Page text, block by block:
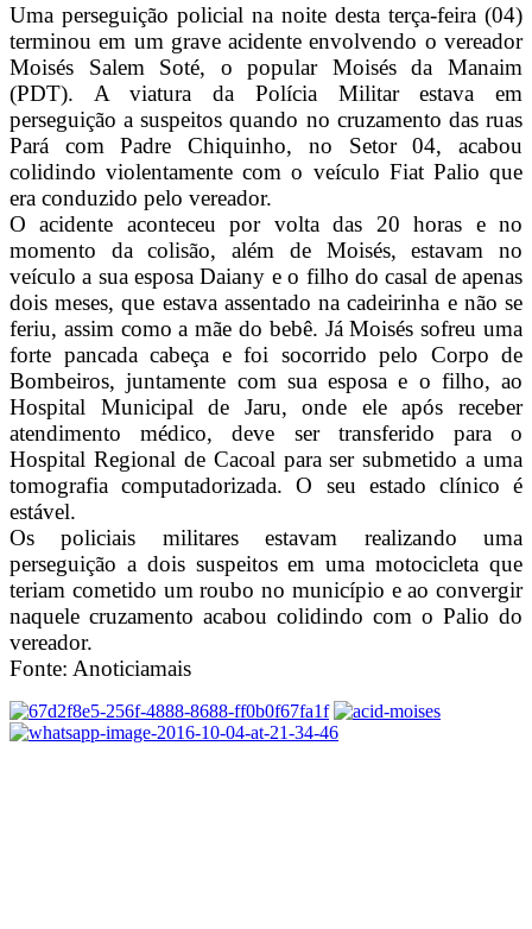
Uma perseguição policial na noite desta terça-feira (04)
terminou em um grave acidente envolvendo o vereador
Moisés Salem Soté, o popular Moisés da Manaim
(PDT). A viatura da Polícia Militar estava em
perseguição a suspeitos quando no cruzamento das ruas
Pará com Padre Chiquinho, no Setor 04, acabou
colidindo violentamente com o veículo Fiat Palio que
era conduzido pelo vereador.
O acidente aconteceu por volta das 20 horas e no
momento da colisão, além de Moisés, estavam no
veículo a sua esposa Daiany e o filho do casal de apenas
dois meses, que estava assentado na cadeirinha e não se
feriu, assim como a mãe do bebê. Já Moisés sofreu uma
forte pancada cabeça e foi socorrido pelo Corpo de
Bombeiros, juntamente com sua esposa e o filho, ao
Hospital Municipal de Jaru, onde ele após receber
atendimento médico, deve ser transferido para o
Hospital Regional de Cacoal para ser submetido a uma
tomografia computadorizada. O seu estado clínico é
estável.
Os policiais militares estavam realizando uma
perseguição a dois suspeitos em uma motocicleta que
teriam cometido um roubo no município e ao convergir
naquele cruzamento acabou colidindo com o Palio do
vereador.
Fonte: Anoticiamais